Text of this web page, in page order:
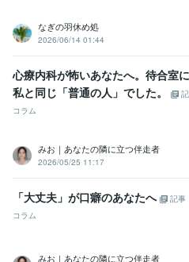
なぎの羽休め処
2026/06/14 01:44
心療内科が怖いあなたへ。待合室に
私と同じ「普通の人」でした。
コラム
みお｜あなたの隣に立つ伴走者
2026/05/25 11:17
「大丈夫」が口癖のあなたへ
記事
コラム
みお｜あなたの隣に立つ伴走者